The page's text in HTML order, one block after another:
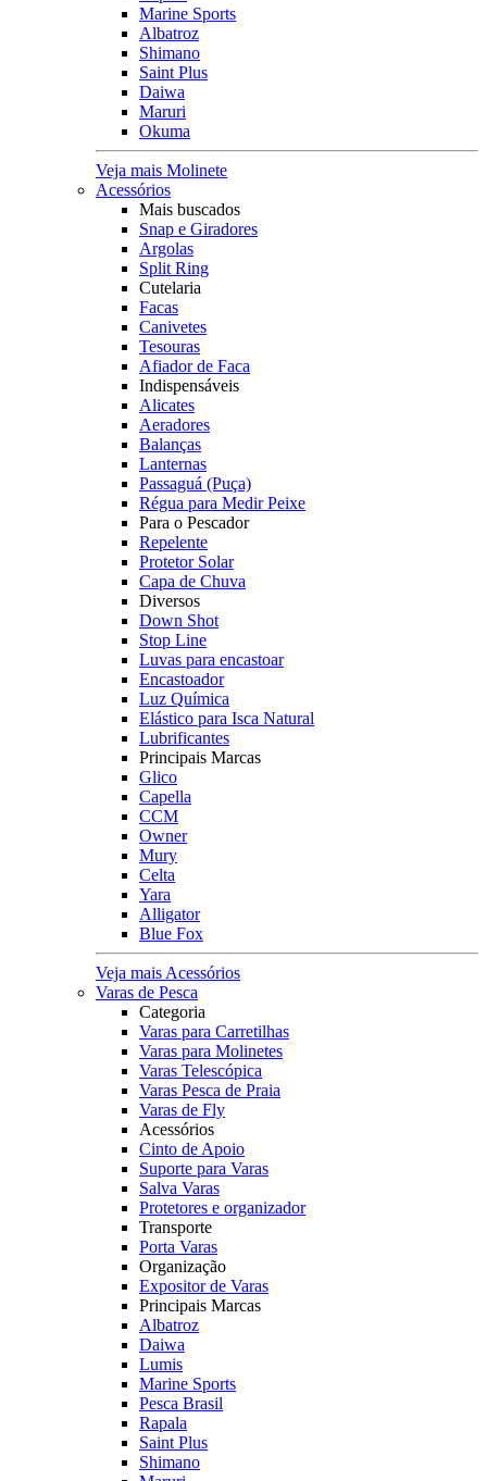
Marine Sports
Albatroz
Shimano
Saint Plus
Daiwa
Maruri
Okuma
Veja mais Molinete
Acessórios
Mais buscados
Snap e Giradores
Argolas
Split Ring
Cutelaria
Facas
Canivetes
Tesouras
Afiador de Faca
Indispensáveis
Alicates
Aeradores
Balanças
Lanternas
Passaguá (Puça)
Régua para Medir Peixe
Para o Pescador
Repelente
Protetor Solar
Capa de Chuva
Diversos
Down Shot
Stop Line
Luvas para encastoar
Encastoador
Luz Química
Elástico para Isca Natural
Lubrificantes
Principais Marcas
Glico
Capella
CCM
Owner
Mury
Celta
Yara
Alligator
Blue Fox
Veja mais Acessórios
Varas de Pesca
Categoria
Varas para Carretilhas
Varas para Molinetes
Varas Telescópica
Varas Pesca de Praia
Varas de Fly
Acessórios
Cinto de Apoio
Suporte para Varas
Salva Varas
Protetores e organizador
Transporte
Porta Varas
Organização
Expositor de Varas
Principais Marcas
Albatroz
Daiwa
Lumis
Marine Sports
Pesca Brasil
Rapala
Saint Plus
Shimano